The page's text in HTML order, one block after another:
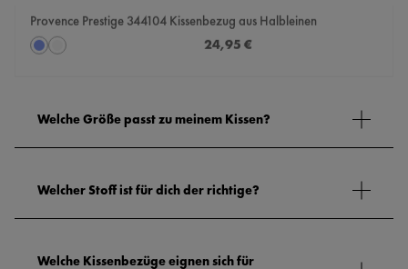
Provence Prestige 344104 Kissenbezug aus Halbleinen
Farbeauswählen
himmelblau
silber
Regulärer Preis:
24,95 €
Welche Größe passt zu meinem Kissen?
Welcher Stoff ist für dich der richtige?
Welche Kissenbezüge eignen sich für